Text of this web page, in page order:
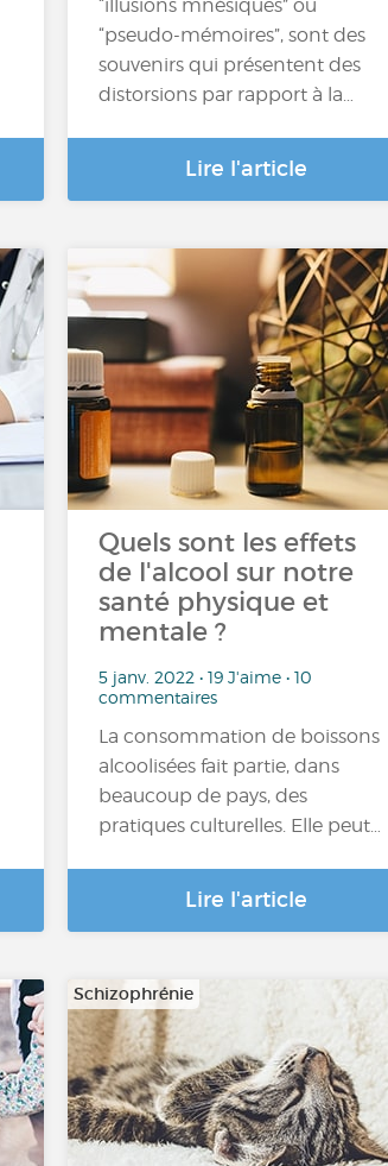
“illusions mnésiques” ou
“pseudo-mémoires”, sont des
souvenirs qui présentent des
distorsions par rapport à la…
Lire l'article
Quels sont les effets
de l'alcool sur notre
santé physique et
mentale ?
5 janv. 2022 • 19 J'aime • 10
commentaires
La consommation de boissons
alcoolisées fait partie, dans
beaucoup de pays, des
pratiques culturelles. Elle peut…
Lire l'article
Schizophrénie